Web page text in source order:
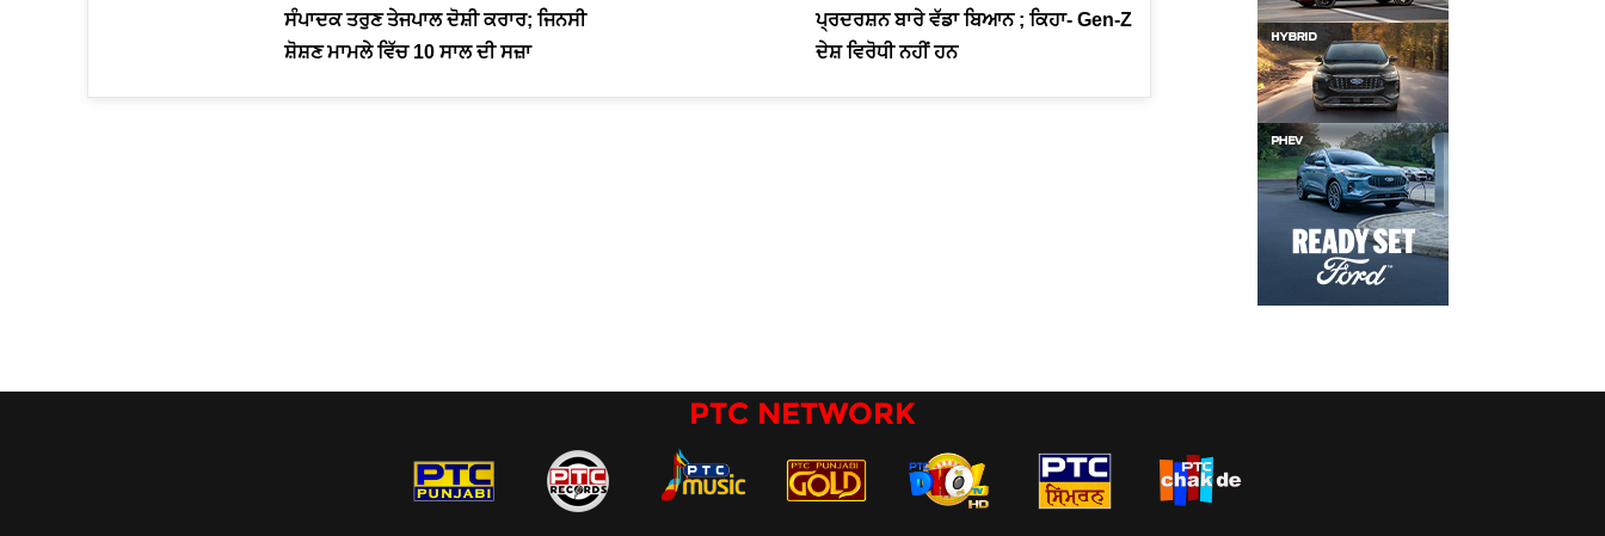
ਸੰਪਾਦਕ ਤਰੁਣ ਤੇਜਪਾਲ ਦੋਸ਼ੀ ਕਰਾਰ; ਜਿਨਸੀ
ਸ਼ੋਸ਼ਣ ਮਾਮਲੇ ਵਿੱਚ 10 ਸਾਲ ਦੀ ਸਜ਼ਾ
ਪ੍ਰਦਰਸ਼ਨ ਬਾਰੇ ਵੱਡਾ ਬਿਆਨ ; ਕਿਹਾ- Gen-Z
ਦੇਸ਼ ਵਿਰੋਧੀ ਨਹੀਂ ਹਨ
PTC NETWORK